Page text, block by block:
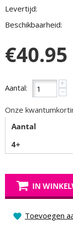
Levertijd:
Beschikbaarheid:
€40.95
Aantal: +
−
Onze
Aantal
4+
IN
Toevoegen